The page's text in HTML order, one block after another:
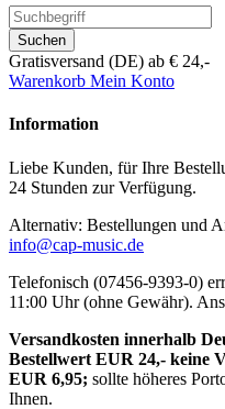
Suchen
Gratisversand (DE) ab €
Warenkorb Mein Konto
Information
Liebe Kunden, für Ihre
24 Stunden zur Verfügung.
Alternativ: Bestellungen und
info@cap-music.de
Telefonisch (07456-9393-0)
11:00 Uhr (ohne Gewähr).
Versandkosten innerhalb
Bestellwert EUR 24,- keine
EUR 6,95; sollte höheres
Ihnen.